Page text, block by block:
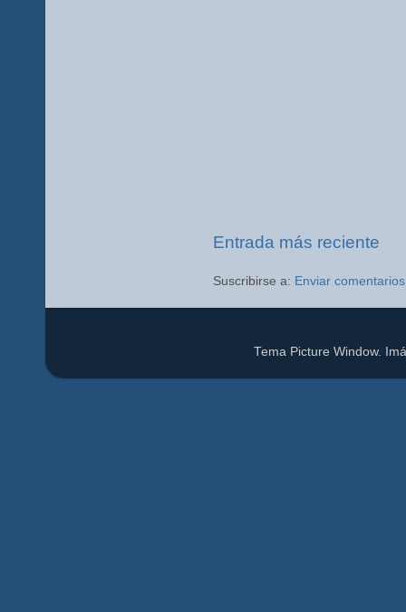
Entrada más reciente
Suscribirse a: Enviar
Tema Picture Window.